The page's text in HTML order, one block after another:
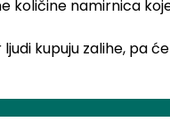
kupuju zalihe, pa će